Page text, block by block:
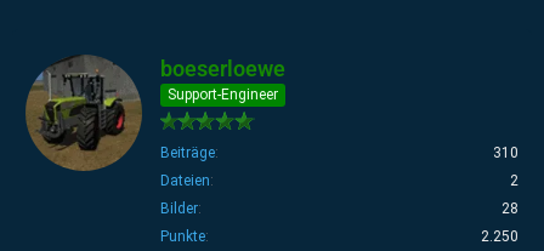
boeserloewe
Support-Engineer
Beiträge
310
Dateien
2
Bilder
28
Punkte
2.250